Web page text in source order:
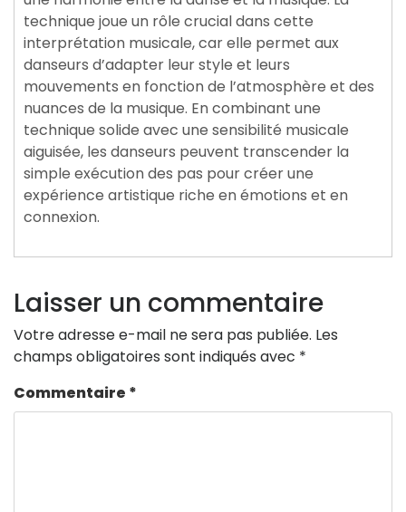
technique joue un rôle crucial dans cette
interprétation musicale, car elle permet aux
danseurs d’adapter leur style et leurs
mouvements en fonction de l’atmosphère et des
nuances de la musique. En combinant une
technique solide avec une sensibilité musicale
aiguisée, les danseurs peuvent transcender la
simple exécution des pas pour créer une
expérience artistique riche en émotions et en
connexion.
Laisser un commentaire
Votre adresse e-mail ne sera pas publiée. Les
champs obligatoires sont indiqués avec *
Commentaire *